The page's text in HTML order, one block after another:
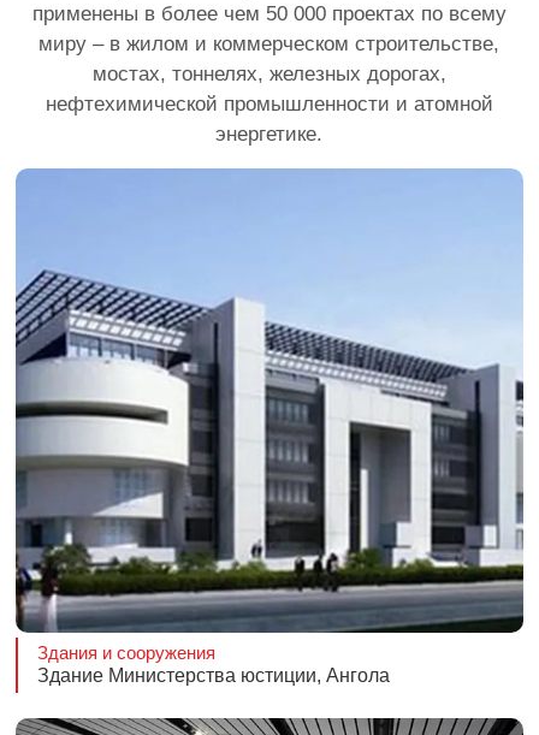
применены в более чем 50 000 проектах по всему
миру – в жилом и коммерческом строительстве,
мостах, тоннелях, железных дорогах,
нефтехимической промышленности и атомной
энергетике.
Здания и сооружения
Здание Министерства юстиции, Ангола